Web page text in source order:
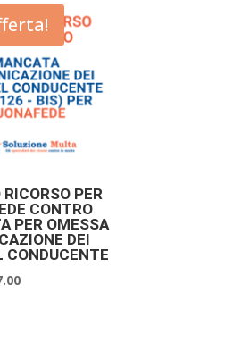
PER
CONTRO
PER OMESSA
DEI
CONDUCENTE